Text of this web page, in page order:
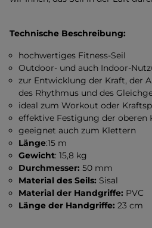
Technische Beschreibung:
hochwertiges Fitness-Seil
Outdoor- und auch Indoor-
zur Entwicklung der Kraft, der
des Rhythmus und des
ideal zum Workout oder
effektive Festigung der oberen
geeignet auch zum Klettern
Länge:15 m
Gewicht: 15,8 kg
Durchmesser: 50 mm
Material des Seils: Sisal
Material der Handgriffe: PVC
Länge der Handgriffe:23 cm